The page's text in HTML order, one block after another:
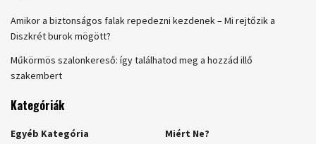
Amikor a biztonságos falak repedezni kezdenek – Mi rejtőzik a
Diszkrét burok mögött?
Műkörmös szalonkereső: így találhatod meg a hozzád illő
szakembert
Kategóriák
Egyéb Kategória
Miért Ne?